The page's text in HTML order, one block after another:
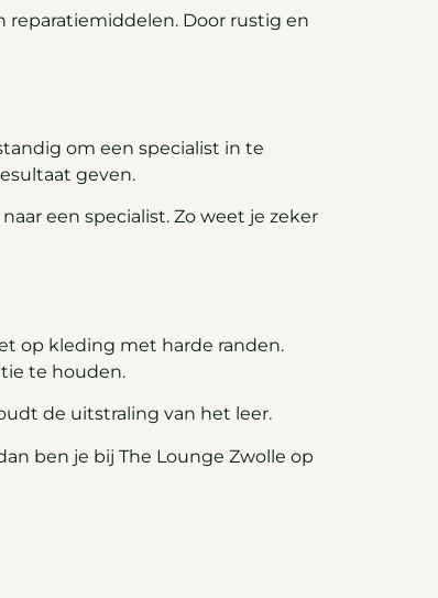
Door rustig en
om een specialist in te
geven.
een specialist. Zo weet je zeker
op kleding met harde randen.
te houden.
de uitstraling van het leer.
ben je bij The Lounge Zwolle op